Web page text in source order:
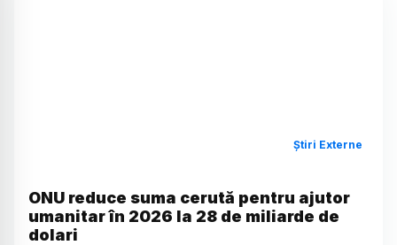
Știri Externe
ONU reduce suma cerută pentru ajutor
umanitar în 2026 la 28 de miliarde de
dolari